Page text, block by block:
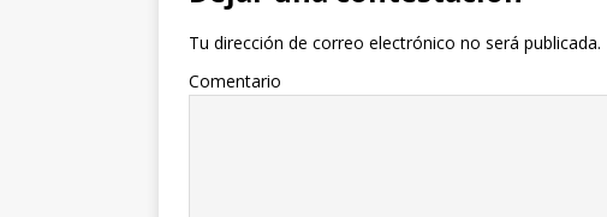
Tu dirección de correo electrónico no será publicada.
Comentario